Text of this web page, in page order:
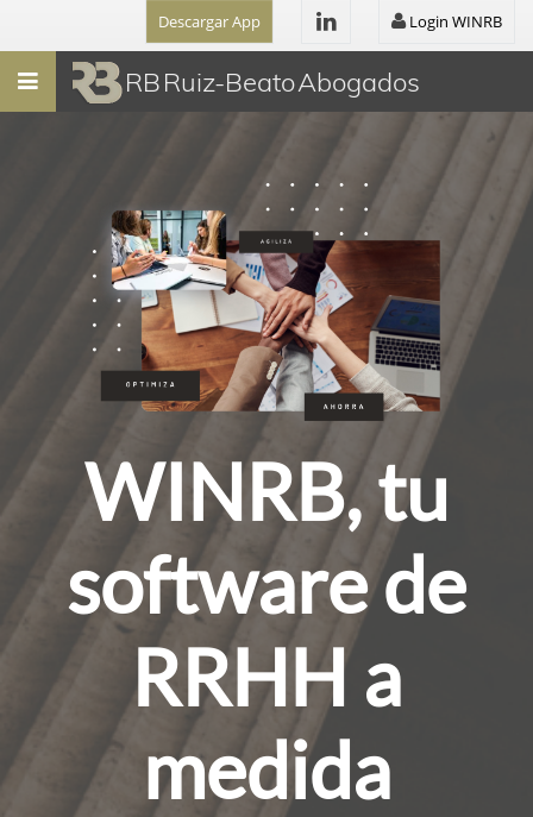
Descargar App Login WINRB
Menú RB Ruiz-Beato Abogados
WINRB, tu
software de
RRHH a
medida